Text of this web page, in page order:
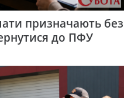
призначають без
до ПФУ